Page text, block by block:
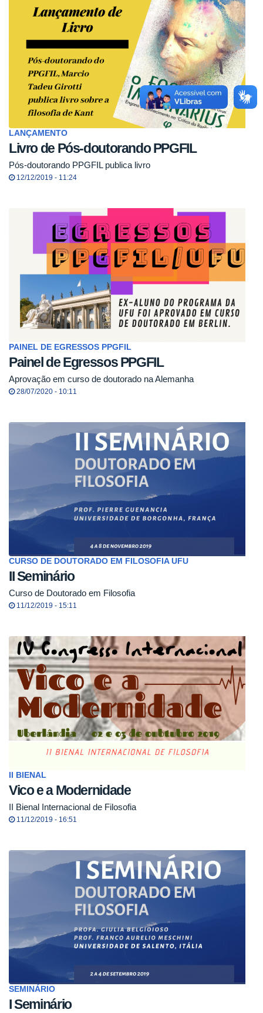
LANÇAMENTO
Livro de Pós-doutorando PPGFIL
Pós-doutorando PPGFIL publica livro
12/12/2019 - 11:24
PAINEL DE EGRESSOS PPGFIL
Painel de Egressos PPGFIL
Aprovação em curso de doutorado na Alemanha
28/07/2020 - 10:11
CURSO DE DOUTORADO EM FILOSOFIA UFU
II Seminário
Curso de Doutorado em Filosofia
11/12/2019 - 15:11
II BIENAL
Vico e a Modernidade
II Bienal Internacional de Filosofia
11/12/2019 - 16:51
SEMINÁRIO
I Seminário